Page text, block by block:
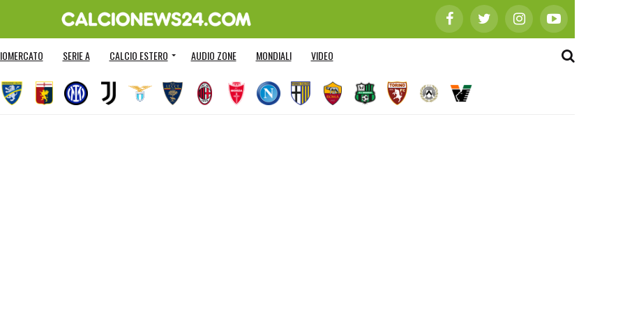
SERIE A CALCIO ESTERO AUDIO ZONE MONDIALI VIDEO